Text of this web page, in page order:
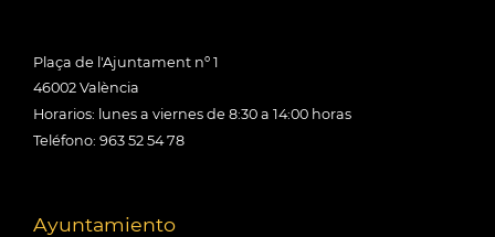
Plaça de l'Ajuntament nº 1
46002 València
Horarios: lunes a viernes de 8:30 a 14:00 horas
Teléfono: 963 52 54 78
Ayuntamiento